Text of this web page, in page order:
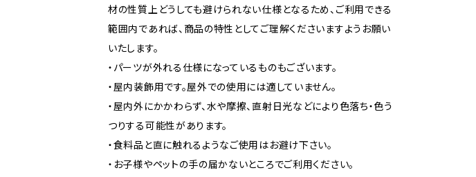
材の性質上どうしても避けられない仕様となるため、ご利用できる
範囲内であれば、商品の特性としてご理解くださいますようお願い
いたします。
・パーツが外れる仕様になっているものもございます。
・屋内装飾用です。屋外での使用には適していません。
・屋内外にかかわらず、水や摩擦、直射日光などにより色落ち・色う
つりする可能性があります。
・食料品と直に触れるようなご使用はお避け下さい。
・お子様やペットの手の届かないところでご利用ください。